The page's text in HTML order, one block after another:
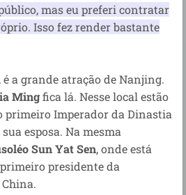
mas eu preferi contratar
Isso fez render bastante
é a grande atração de Nanjing.
Mingfica lá. Nesse local estão
primeiro Imperador da Dinastia
esposa. Na mesma
Sun Yat Sen, onde está
presidente da